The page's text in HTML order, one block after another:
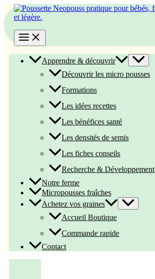
Aller
au
Apprendre & découvrir
Découvrir les micro pousses
Formations
Les idées recettes
Les bénéfices santé
Les densités de semis
Les fiches conseils
Recherche & Développement
Notre ferme
Micropousses fraîches
Achetez vos graines
Accueil Boutique
Commande rapide
Contact